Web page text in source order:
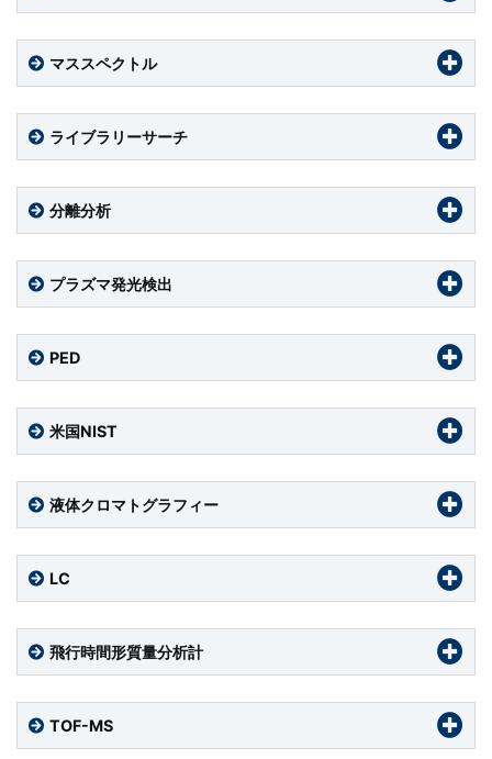
マススペクトル
ライブラリーサーチ
分離分析
プラズマ発光検出
PED
米国NIST
液体クロマトグラフィー
LC
飛行時間形質量分析計
TOF-MS